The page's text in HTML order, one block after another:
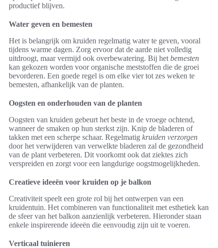
productief blijven.
Water geven en bemesten
Het is belangrijk om kruiden regelmatig water te geven, vooral
tijdens warme dagen. Zorg ervoor dat de aarde niet volledig
uitdroogt, maar vermijd ook overbewatering. Bij het bemesten
kan gekozen worden voor organische meststoffen die de groei
bevorderen. Een goede regel is om elke vier tot zes weken te
bemesten, afhankelijk van de planten.
Oogsten en onderhouden van de planten
Oogsten van kruiden gebeurt het beste in de vroege ochtend,
wanneer de smaken op hun sterkst zijn. Knip de bladeren of
takken met een scherpe schaar. Regelmatig kruiden verzorgen
door het verwijderen van verwelkte bladeren zal de gezondheid
van de plant verbeteren. Dit voorkomt ook dat ziektes zich
verspreiden en zorgt voor een langdurige oogstmogelijkheden.
Creatieve ideeën voor kruiden op je balkon
Creativiteit speelt een grote rol bij het ontwerpen van een
kruidentuin. Het combineren van functionaliteit met esthetiek kan
de sfeer van het balkon aanzienlijk verbeteren. Hieronder staan
enkele inspirerende ideeën die eenvoudig zijn uit te voeren.
Verticaal tuinieren